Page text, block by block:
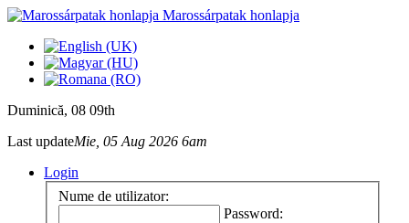
Marossárpatak honlapja
Duminică, 08 09th
Last updateMie, 05 Aug 2026 6am
Login
Nume de utilizator:
Password: